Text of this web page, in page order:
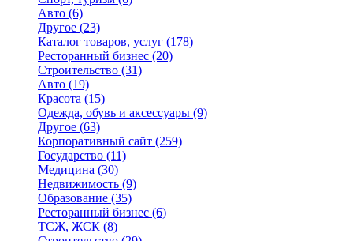
Авто (6)
Другое (23)
Каталог товаров, услуг (178)
Ресторанный бизнес (20)
Строительство (31)
Авто (19)
Красота (15)
Одежда, обувь и аксессуары (9)
Другое (63)
Корпоративный сайт (259)
Государство (11)
Медицина (30)
Недвижимость (9)
Образование (35)
Ресторанный бизнес (6)
ТСЖ, ЖСК (8)